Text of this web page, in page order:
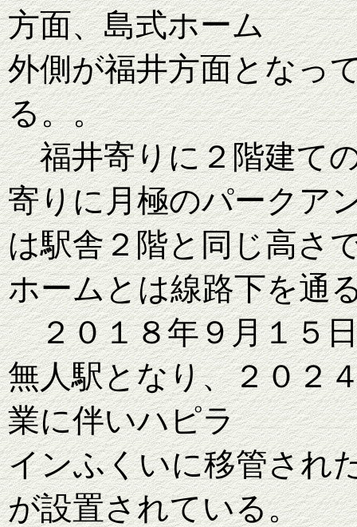
方面、島式ホーム
外側が福井方面となっ
る。。
福井寄りに２階建ての
寄りに月極のパークア
は駅舎２階と同じ高さ
ホームとは線路下を通
２０１８年９月１５日
無人駅となり、２０２
業に伴いハピラ
インふくいに移管され
が設置されている。